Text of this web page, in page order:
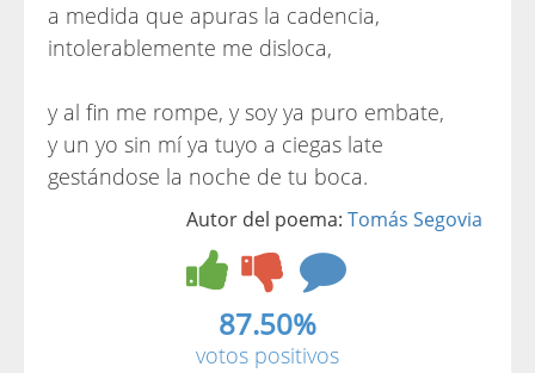
a medida que apuras la cadencia,
intolerablemente me disloca,
y al fin me rompe, y soy ya puro embate,
y un yo sin mí ya tuyo a ciegas late
gestándose la noche de tu boca.
Autor del poema: Tomás Segovia
87.50%
votos positivos